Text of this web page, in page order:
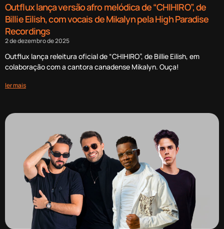
Outflux lança versão afro melódica de “CHIHIRO”, de
Billie Eilish, com vocais de Mikalyn pela High Paradise
Recordings
2 de dezembro de 2025
Outflux lança releitura oficial de “CHIHIRO”, de Billie Eilish, em
colaboração com a cantora canadense Mikalyn. Ouça!
ler mais